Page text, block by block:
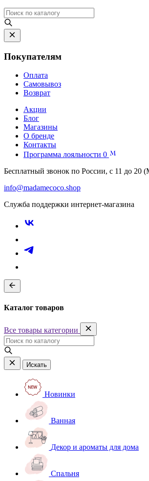
Покупателям
Оплата
Самовывоз
Возврат
Акции
Блог
Магазины
О бренде
Контакты
Программа лояльности 0
Бесплатный звонок по России, с 11 до 20
info@madamecoco.shop
Служба поддержки интернет-магазина
Каталог товаров
Все товары категории
Искать
Новинки
Ванная
Декор и ароматы для дома
Спальня